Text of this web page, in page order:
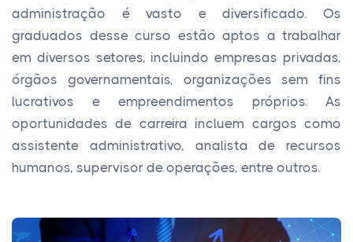
administração é vasto e diversificado. Os
graduados desse curso estão aptos a trabalhar
em diversos setores, incluindo empresas privadas,
órgãos governamentais, organizações sem fins
lucrativos e empreendimentos próprios. As
oportunidades de carreira incluem cargos como
assistente administrativo, analista de recursos
humanos, supervisor de operações, entre outros.